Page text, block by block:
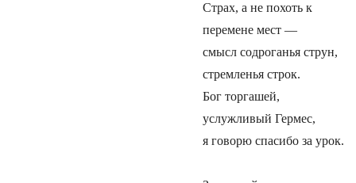
Страх, а не похоть к
перемене мест —
смысл содроганья струн,
стремленья строк.
Бог торгашей,
услужливый Гермес,
я говорю спасибо за урок.